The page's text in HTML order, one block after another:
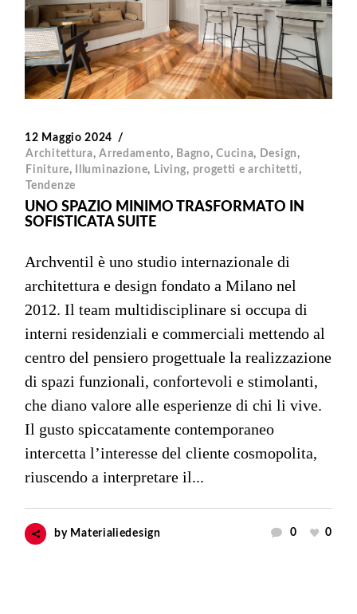
12 Maggio 2024
Architettura,Arredamento, Bagno,Cucina, Design,
Finiture, Illuminazione, Living, progetti e architetti,
Tendenze
UNO SPAZIO MINIMO TRASFORMATO IN
SOFISTICATA SUITE
Archventil è uno studio internazionale di
architettura e design fondato a Milano nel
2012. Il team multidisciplinare si occupa di
interni residenziali e commerciali mettendo al
centro del pensiero progettuale la realizzazione
di spazi funzionali, confortevoli e stimolanti,
che diano valore alle esperienze di chi li vive.
Il gusto spiccatamente contemporaneo
intercetta l’interesse del cliente cosmopolita,
riuscendo a interpretare il...
by Materialiedesign 0 0